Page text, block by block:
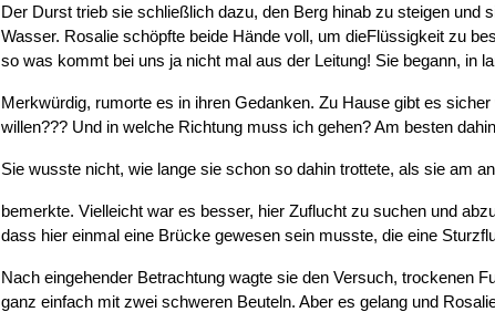
Der Durst trieb sie schließlich dazu, den Berg hinab zu steigen
Wasser. Rosalie schöpfte beide Hände voll, um dieFlüssigkeit zu
so was kommt bei uns ja nicht mal aus der Leitung! Sie begann, in
Merkwürdig, rumorte es in ihren Gedanken. Zu Hause gibt es
willen??? Und in welche Richtung muss ich gehen? Am besten
Sie wusste nicht, wie lange sie schon so dahin trottete, als sie am
bemerkte. Vielleicht war es besser, hier Zuflucht zu suchen und
dass hier einmal eine Brücke gewesen sein musste, die eine
Nach eingehender Betrachtung wagte sie den Versuch, trockenen
ganz einfach mit zwei schweren Beuteln. Aber es gelang und